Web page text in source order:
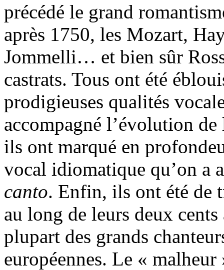
précédé le grand
après 1750, les Mozart,
Jommelli… et bien sûr
castrats. Tous ont été
prodigieuses qualités
accompagné l’évolution
ils ont marqué en
vocal idiomatique qu’on a
canto. Enfin, ils ont été de
au long de leurs deux
plupart des grands
européennes. Le «